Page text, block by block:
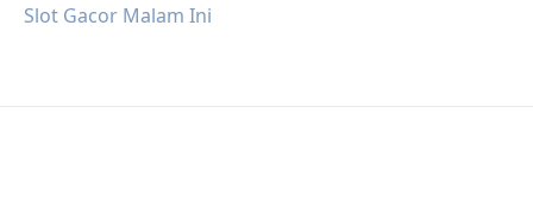
Slot Gacor Malam Ini